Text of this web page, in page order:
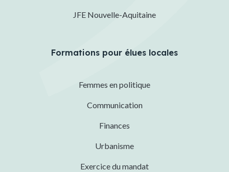
JFE Nouvelle-Aquitaine
Formations pour élues locales
Femmes en politique
Communication
Finances
Urbanisme
Exercice du mandat